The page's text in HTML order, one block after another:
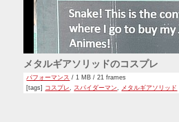
メタルギアソリッドのコスプレ
パフォーマンス / 1 MB / 21 frames
[tags] コスプレ スパイダーマン メタルギアソリッド